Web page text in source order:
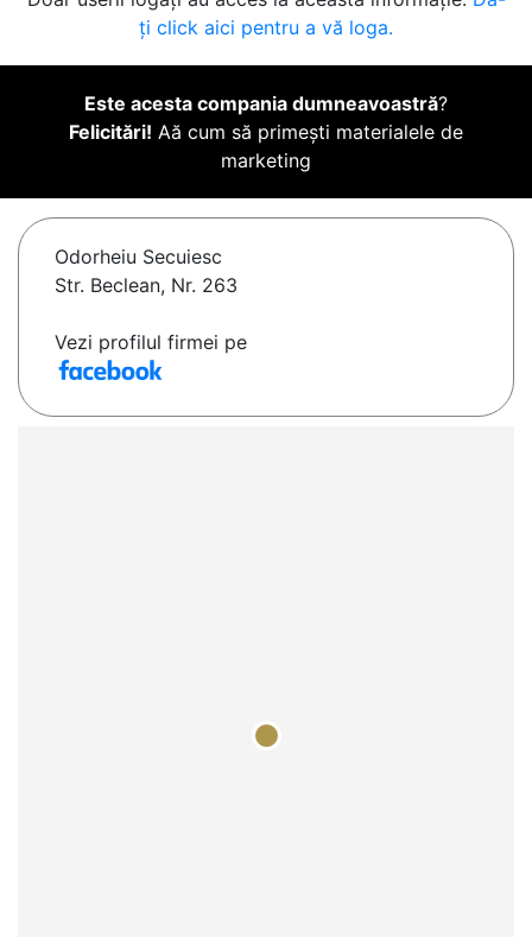
ți click aici pentru a vă loga.
Este acesta compania dumneavoastră?
Felicitări! Aă cum să primești materialele de
marketing
Odorheiu Secuiesc
Str. Beclean, Nr. 263
Vezi profilul firmei pe